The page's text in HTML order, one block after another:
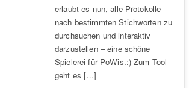
erlaubt es nun, alle Protokolle
nach bestimmten Stichworten zu
durchsuchen und interaktiv
darzustellen – eine schöne
Spielerei für PoWis.:) Zum Tool
geht es […]